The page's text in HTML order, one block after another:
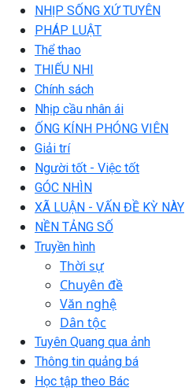
NHỊP SỐNG XỨ TUYÊN
PHÁP LUẬT
Thể thao
THIẾU NHI
Chính sách
Nhịp cầu nhân ái
ỐNG KÍNH PHÓNG VIÊN
Giải trí
Người tốt - Việc tốt
GÓC NHÌN
XÃ LUẬN - VẤN ĐỀ KỲ NÀY
NỀN TẢNG SỐ
Truyền hình
Thời sự
Chuyên đề
Văn nghệ
Dân tộc
Tuyên Quang qua ảnh
Thông tin quảng bá
Học tập theo Bác